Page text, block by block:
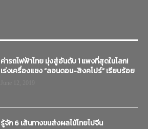
ค่ารถไฟฟ้าไทย มุ่งสู่อันดับ 1 แพงที่สุดในโลก!
เร่งเครื่องแซง “ลอนดอน-สิงคโปร์” เรียบร้อย
รู้จัก 6 เส้นทางขนส่งผลไม้ไทยไปจีน